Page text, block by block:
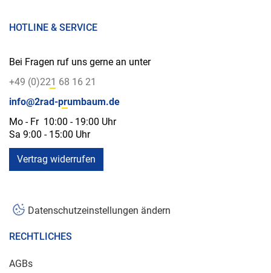
HOTLINE & SERVICE
Bei Fragen ruf uns gerne an unter
+49 (0)221 68 16 21
info@2rad-prumbaum.de
Mo - Fr 10:00 - 19:00 Uhr
Sa 9:00 - 15:00 Uhr
Vertrag widerrufen
Datenschutzeinstellungen ändern
RECHTLICHES
AGBs